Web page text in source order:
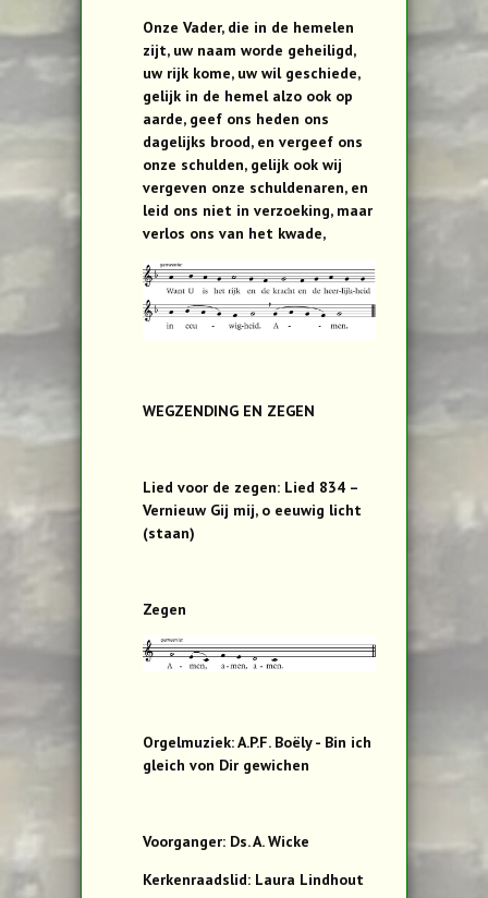
Onze Vader, die in de hemelen
zijt, uw naam worde geheiligd,
uw rijk kome, uw wil geschiede,
gelijk in de hemel alzo ook op
aarde, geef ons heden ons
dagelijks brood, en vergeef ons
onze schulden, gelijk ook wij
vergeven onze schuldenaren, en
leid ons niet in verzoeking, maar
verlos ons van het kwade,
WEGZENDING EN ZEGEN
Lied voor de zegen: Lied 834 –
Vernieuw Gij mij, o eeuwig licht
(staan)
Zegen
Orgelmuziek: A.P.F. Boëly - Bin ich
gleich von Dir gewichen
Voorganger: Ds. A. Wicke
Kerkenraadslid: Laura Lindhout